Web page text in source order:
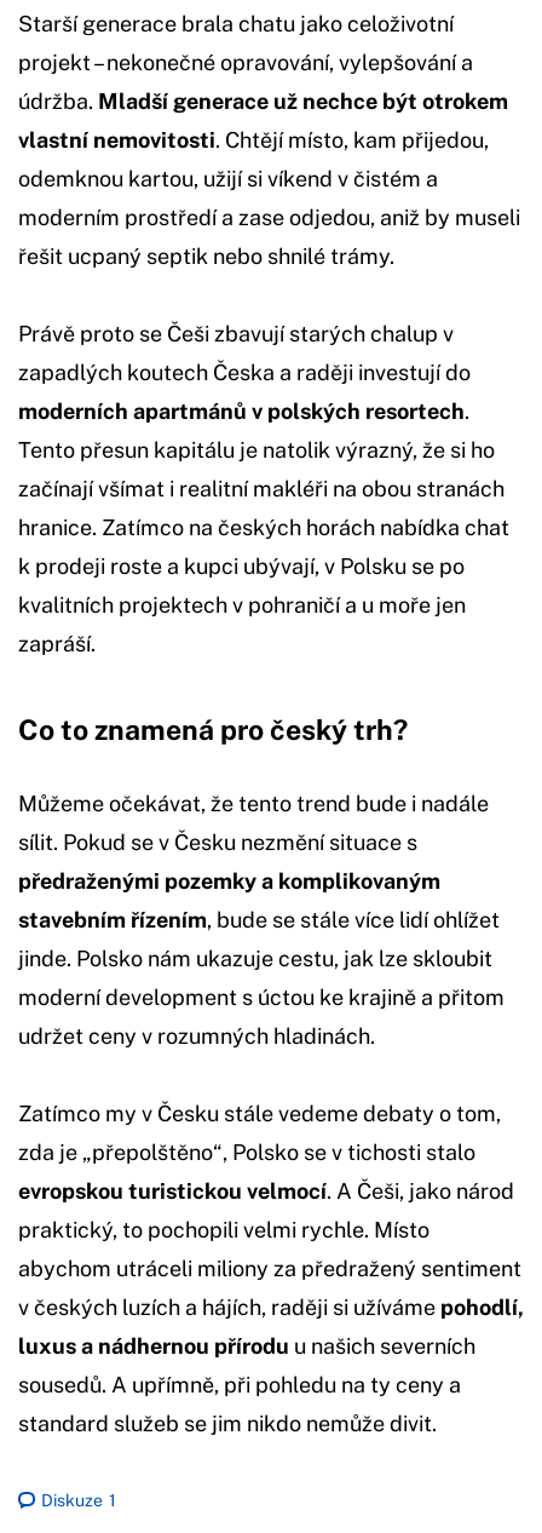
Starší generace brala chatu jako celoživotní
projekt – nekonečné opravování, vylepšování a
údržba. Mladší generace už nechce být otrokem
vlastní nemovitosti. Chtějí místo, kam přijedou,
odemknou kartou, užijí si víkend v čistém a
moderním prostředí a zase odjedou, aniž by museli
řešit ucpaný septik nebo shnilé trámy.
Právě proto se Češi zbavují starých chalup v
zapadlých koutech Česka a raději investují do
moderních apartmánů v polských resortech.
Tento přesun kapitálu je natolik výrazný, že si ho
začínají všímat i realitní makléři na obou stranách
hranice. Zatímco na českých horách nabídka chat
k prodeji roste a kupci ubývají, v Polsku se po
kvalitních projektech v pohraničí a u moře jen
zapráší.
Co to znamená pro český trh?
Můžeme očekávat, že tento trend bude i nadále
sílit. Pokud se v Česku nezmění situace s
předraženými pozemky a komplikovaným
stavebním řízením, bude se stále více lidí ohlížet
jinde. Polsko nám ukazuje cestu, jak lze skloubit
moderní development s úctou ke krajině a přitom
udržet ceny v rozumných hladinách.
Zatímco my v Česku stále vedeme debaty o tom,
zda je „přepolštěno“, Polsko se v tichosti stalo
evropskou turistickou velmocí. A Češi, jako národ
praktický, to pochopili velmi rychle. Místo
abychom utráceli miliony za předražený sentiment
v českých luzích a hájích, raději si užíváme pohodlí,
luxus a nádhernou přírodu u našich severních
sousedů. A upřímně, při pohledu na ty ceny a
standard služeb se jim nikdo nemůže divit.
Diskuze 1